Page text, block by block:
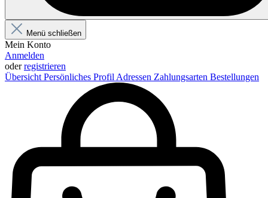
Menü schließen
Mein Konto
Anmelden
oderregistrieren
Übersicht Persönliches Profil Adressen Zahlungsarten Bestellungen